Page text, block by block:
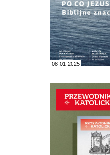
08.01.2025